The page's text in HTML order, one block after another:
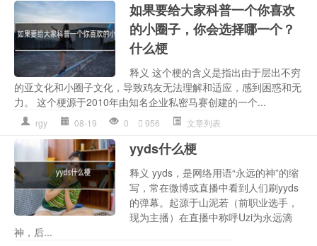
如果要给大家科普一个你喜欢
的小圈子，你会选择哪一个？
什么梗
释义 这个梗的含义是指出由于层出不穷
的亚文化和小圈子文化，导致鸡友无法理解和适应，感到困惑和无
力。 这个梗源于2010年由知名企业私密马赛创建的一个...
rgy 08-19 0 956 文章列表
yyds什么梗
释义 yyds，是网络用语“永远的神”的缩
写，常在微博或直播中看到人们刷yyds
的弹幕。起源于山泥若（前职业选手，
现为主播）在直播中称呼Uzi为永远滴
神，后...